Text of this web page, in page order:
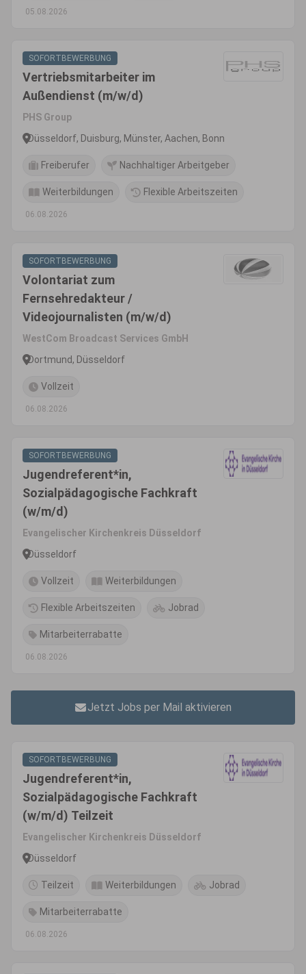
05.08.2026
SOFORTBEWERBUNG
Vertriebsmitarbeiter im
Außendienst (m/w/d)
PHS Group
Düsseldorf, Duisburg, Münster, Aachen, Bonn
Freiberufer Nachhaltiger Arbeitgeber
Weiterbildungen Flexible Arbeitszeiten
06.08.2026
SOFORTBEWERBUNG
Volontariat zum
Fernsehredakteur /
Videojournalisten (m/w/d)
WestCom Broadcast Services GmbH
Dortmund, Düsseldorf
Vollzeit
06.08.2026
SOFORTBEWERBUNG
Jugendreferent*in,
Sozialpädagogische Fachkraft
(w/m/d)
Evangelischer Kirchenkreis Düsseldorf
Düsseldorf
Vollzeit Weiterbildungen
Flexible Arbeitszeiten Jobrad
Mitarbeiterrabatte
06.08.2026
Jetzt Jobs per Mail aktivieren
SOFORTBEWERBUNG
Jugendreferent*in,
Sozialpädagogische Fachkraft
(w/m/d) Teilzeit
Evangelischer Kirchenkreis Düsseldorf
Düsseldorf
Teilzeit Weiterbildungen Jobrad
Mitarbeiterrabatte
06.08.2026